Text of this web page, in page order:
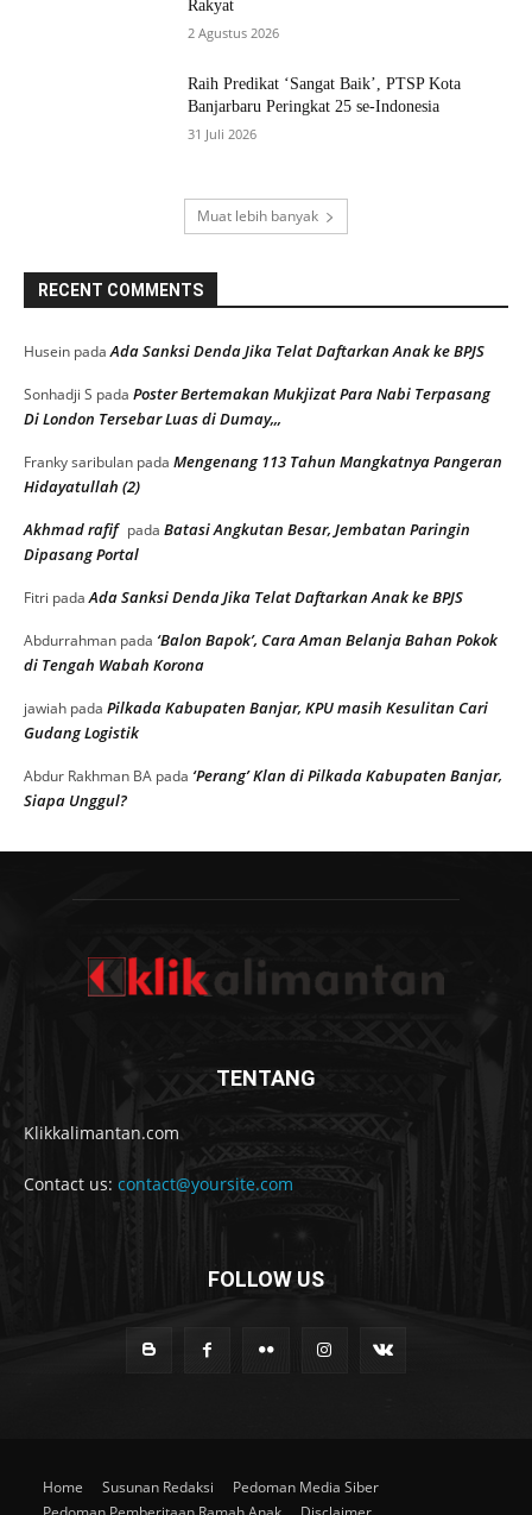
Rakyat
2 Agustus 2026
Raih Predikat ‘Sangat Baik’, PTSP Kota
Banjarbaru Peringkat 25 se-Indonesia
31 Juli 2026
Muat lebih banyak
RECENT COMMENTS
Husein padaAda Sanksi Denda Jika Telat Daftarkan Anak ke BPJS
Sonhadji S pada Poster Bertemakan Mukjizat Para Nabi Terpasang
Di London Tersebar Luas di Dumay,,,
Franky saribulan pada Mengenang 113 Tahun Mangkatnya Pangeran
Hidayatullah (2)
Akhmad rafif pada Batasi Angkutan Besar, Jembatan Paringin
Dipasang Portal
Fitri padaAda Sanksi Denda Jika Telat Daftarkan Anak ke BPJS
Abdurrahman pada ‘Balon Bapok’, Cara Aman Belanja Bahan Pokok
di Tengah Wabah Korona
jawiah pada Pilkada Kabupaten Banjar, KPU masih Kesulitan Cari
Gudang Logistik
Abdur Rakhman BA pada ‘Perang’ Klan di Pilkada Kabupaten Banjar,
Siapa Unggul?
TENTANG
Klikkalimantan.com
Contact us: contact@yoursite.com
FOLLOW US
Home Susunan Redaksi
Pedoman Media Siber